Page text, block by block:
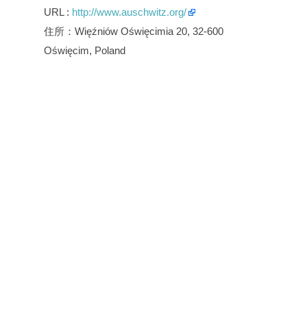
URL : http://www.auschwitz.org/
住所：Więźniów Oświęcimia 20, 32-600
Oświęcim, Poland